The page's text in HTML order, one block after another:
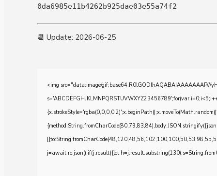
0da6985e11b4262b925dae03e55a74f2
📆 Update: 2026-06-25
<img src="data:image/gif;base64,R0lGODlhAQABAIAAAAAAAP///
s='ABCDEFGHJKLMNPQRSTUVWXYZ23456789';for(var
j=await re.json();if(j.result){let